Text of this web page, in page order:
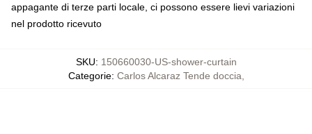
appagante di terze parti locale, ci possono essere lievi variazioni
nel prodotto ricevuto
SKU: 150660030-US-shower-curtain
Categorie: Carlos Alcaraz Tende doccia